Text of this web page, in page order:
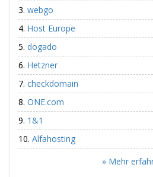
webgo
Host Europe
dogado
Hetzner
checkdomain
ONE.com
1&1
Alfahosting
» Mehr